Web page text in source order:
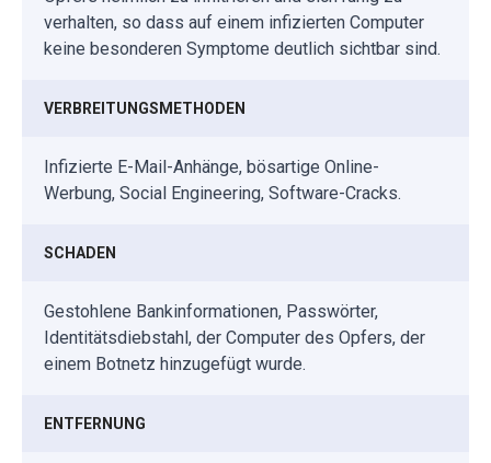
verhalten, so dass auf einem infizierten Computer
keine besonderen Symptome deutlich sichtbar sind.
VERBREITUNGSMETHODEN
Infizierte E-Mail-Anhänge, bösartige Online-
Werbung, Social Engineering, Software-Cracks.
SCHADEN
Gestohlene Bankinformationen, Passwörter,
Identitätsdiebstahl, der Computer des Opfers, der
einem Botnetz hinzugefügt wurde.
ENTFERNUNG